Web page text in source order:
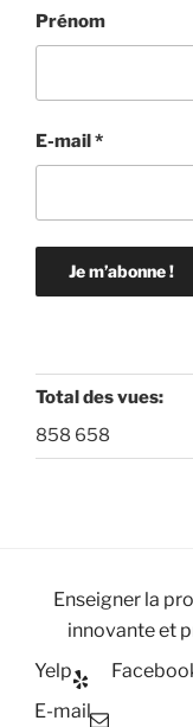
Prénom
E-mail*
Total des vues:
858 658
Enseigner la
innovante et
Yelp
E-mail